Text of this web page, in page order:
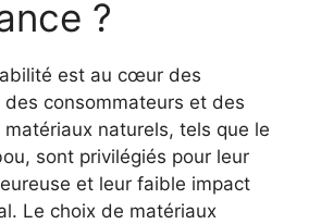
?
est au cœur des
consommateurs et des
naturels, tels que le
sont privilégiés pour leur
et leur faible impact
Le choix de matériaux